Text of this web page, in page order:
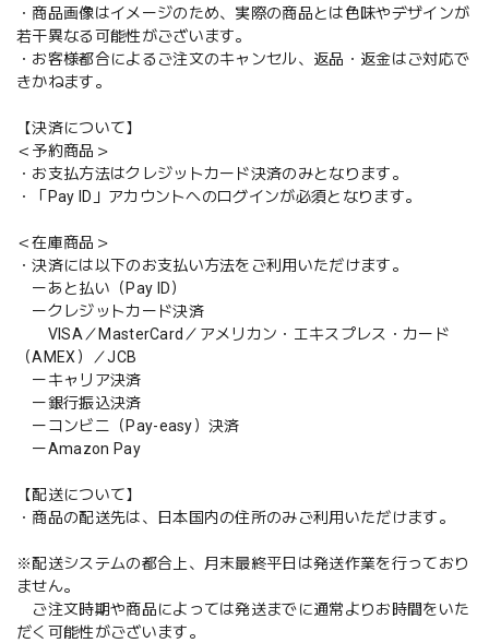
・商品画像はイメージのため、実際の商品とは色味やデザインが
若干異なる可能性がございます。
・お客様都合によるご注文のキャンセル、返品・返金はご対応で
きかねます。
【決済について】
＜予約商品＞
・お支払方法はクレジットカード決済のみとなります。
・「Pay ID」アカウントへのログインが必須となります。
＜在庫商品＞
・決済には以下のお支払い方法をご利用いただけます。
ーあと払い（Pay ID）
ークレジットカード決済
VISA／MasterCard／アメリカン・エキスプレス・カード
（AMEX）／JCB
ーキャリア決済
ー銀行振込決済
ーコンビニ（Pay-easy）決済
ーAmazon Pay
【配送について】
・商品の配送先は、日本国内の住所のみご利用いただけます。
※配送システムの都合上、月末最終平日は発送作業を行っており
ません。
ご注文時期や商品によっては発送までに通常よりお時間をいた
だく可能性がございます。